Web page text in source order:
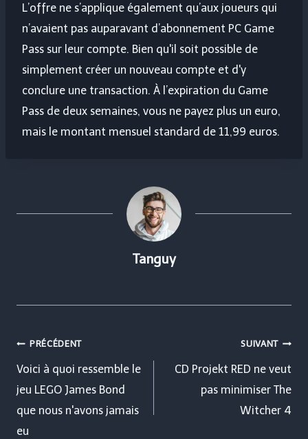
L’offre ne s’applique également qu’aux joueurs qui
n’avaient pas auparavant d’abonnement PC Game
Pass sur leur compte. Bien qu'il soit possible de
simplement créer un nouveau compte et d'y
conclure une transaction. À l’expiration du Game
Pass de deux semaines, vous ne payez plus un euro,
mais le montant mensuel standard de 11,99 euros.
Tanguy
Navigation
de
l’article
PRÉCÉDENT
Voici à quoi ressemble le
jeu LEGO James Bond
que nous n'avons jamais
eu
SUIVANT
CD Projekt RED ne veut
pas minimiser The
Witcher 4